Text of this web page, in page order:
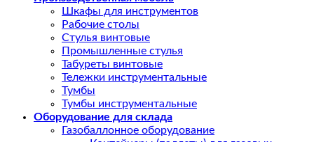
Шкафы для инструментов
Рабочие столы
Стулья винтовые
Промышленные стулья
Табуреты винтовые
Тележки инструментальные
Тумбы
Тумбы инструментальные
Оборудование для склада
Газобаллонное оборудование